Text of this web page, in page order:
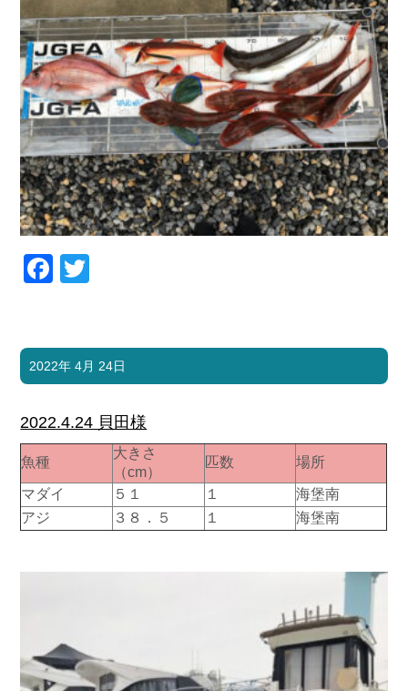
Facebook
2022年 4月 24日
2022.4.24 貝田様
魚種
大きさ
（cm）
匹数 場所
マダイ ５１ １
海堡南
アジ
３８．５ １ 海堡南